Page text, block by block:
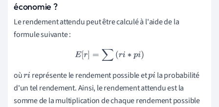
économie ?
Le rendement attendu peut être calculé à l'aide de la
formule suivante :
E[r] =∑ ri ∗p )
oùri représente le rendement possible etpi la probabilité
d'un tel rendement. Ainsi, le rendement attendu est la
somme de la multiplication de chaque rendement possible